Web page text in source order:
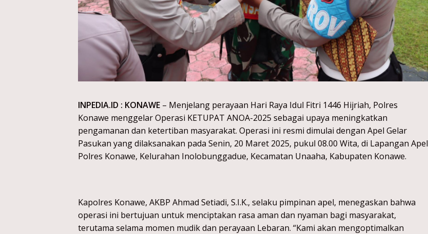
INPEDIA.ID : KONAWE – Menjelang perayaan Hari Raya Idul Fitri 1446 Hijriah, Polres
Konawe menggelar Operasi KETUPAT ANOA-2025 sebagai upaya meningkatkan
pengamanan dan ketertiban masyarakat. Operasi ini resmi dimulai dengan Apel Gelar
Pasukan yang dilaksanakan pada Senin, 20 Maret 2025, pukul 08.00 Wita, di Lapangan Apel
Polres Konawe, Kelurahan Inolobunggadue, Kecamatan Unaaha, Kabupaten Konawe.
Kapolres Konawe, AKBP Ahmad Setiadi, S.I.K., selaku pimpinan apel, menegaskan bahwa
operasi ini bertujuan untuk menciptakan rasa aman dan nyaman bagi masyarakat,
terutama selama momen mudik dan perayaan Lebaran. “Kami akan mengoptimalkan